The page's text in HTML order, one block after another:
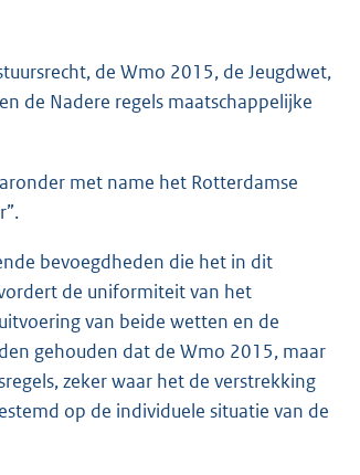
de Wmo 2015, de Jeugdwet,
de Nadere regels maatschappelijke
met name het Rotterdamse
bevoegdheden die het in dit
de uniformiteit van het
van beide wetten en de
gehouden dat de Wmo 2015, maar
zeker waar het de verstrekking
op de individuele situatie van de